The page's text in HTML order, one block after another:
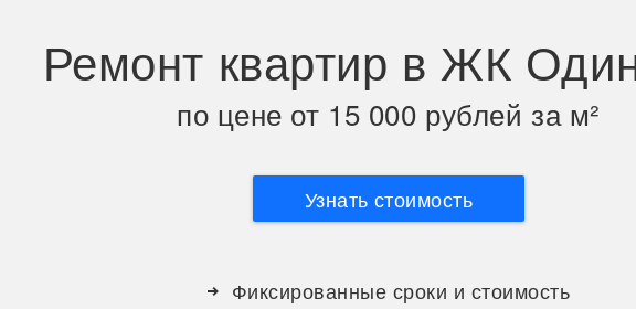
Ремонт квартир в ЖК
по цене от 15 000 рублей за м²
Узнать стоимость
Фиксированные сроки и стоимость